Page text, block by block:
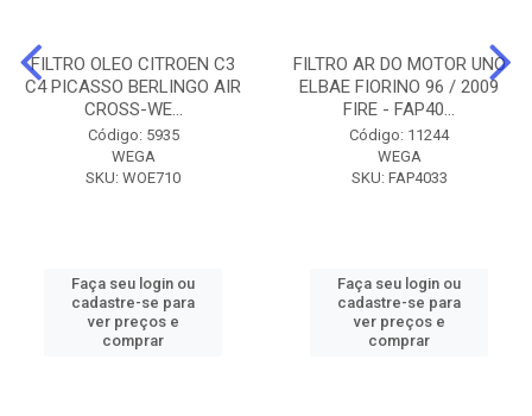
FILTRO OLEO CITROEN C3
C4 PICASSO BERLINGO AIR
CROSS-WE...
Código: 5935
WEGA
SKU: WOE710
Faça seu login ou
cadastre-se para
ver preços e
comprar
FILTRO AR DO MOTOR UNO
ELBAE FIORINO 96 / 2009
FIRE - FAP40...
Código: 11244
WEGA
SKU: FAP4033
Faça seu login ou
cadastre-se para
ver preços e
comprar